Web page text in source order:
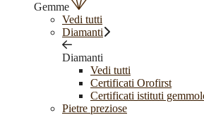
Gemme
Vedi tutti
Diamanti
Diamanti
Vedi tutti
Certificati Orofirst
Certificati istituti
Pietre preziose